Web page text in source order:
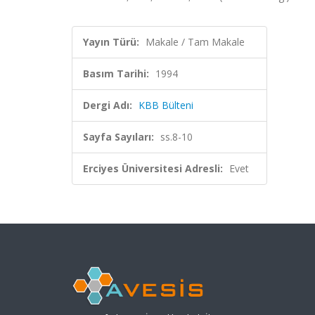
Yayın Türü: Makale / Tam Makale
Basım Tarihi: 1994
Dergi Adı: KBB Bülteni
Sayfa Sayıları: ss.8-10
Erciyes Üniversitesi Adresli: Evet